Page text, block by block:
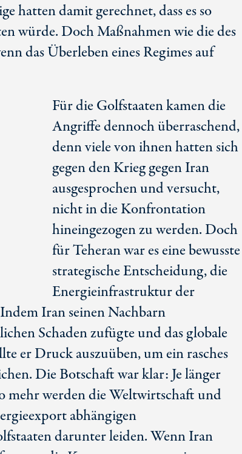
hatten damit gerechnet, dass es so
würde. Doch Maßnahmen wie die des
das Überleben eines Regimes auf
Für die Golfstaaten kamen die
Angriffe dennoch überraschend,
denn viele von ihnen hatten sich
gegen den Krieg gegen Iran
ausgesprochen und versucht,
nicht in die Konfrontation
hineingezogen zu werden. Doch
für Teheran war es eine bewusste
strategische Entscheidung, die
Energieinfrastruktur der
Iran seinen Nachbarn
Schaden zufügte und das globale
er Druck auszuüben, um ein rasches
Die Botschaft war klar: Je länger
mehr werden die Weltwirtschaft und
abhängigen
darunter leiden. Wenn Iran